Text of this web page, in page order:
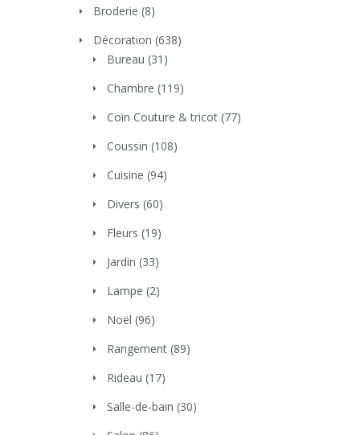
Broderie (8)
Décoration (638)
Bureau (31)
Chambre (119)
Coin Couture & tricot (77)
Coussin (108)
Cuisine (94)
Divers (60)
Fleurs (19)
Jardin (33)
Lampe (2)
Noël (96)
Rangement (89)
Rideau (17)
Salle-de-bain (30)